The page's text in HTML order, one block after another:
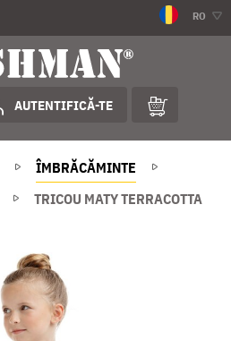
RO
AUTENTIFICĂ-TE
ÎMBRĂCĂMINTE
TRICOU MATY TERRACOTTA